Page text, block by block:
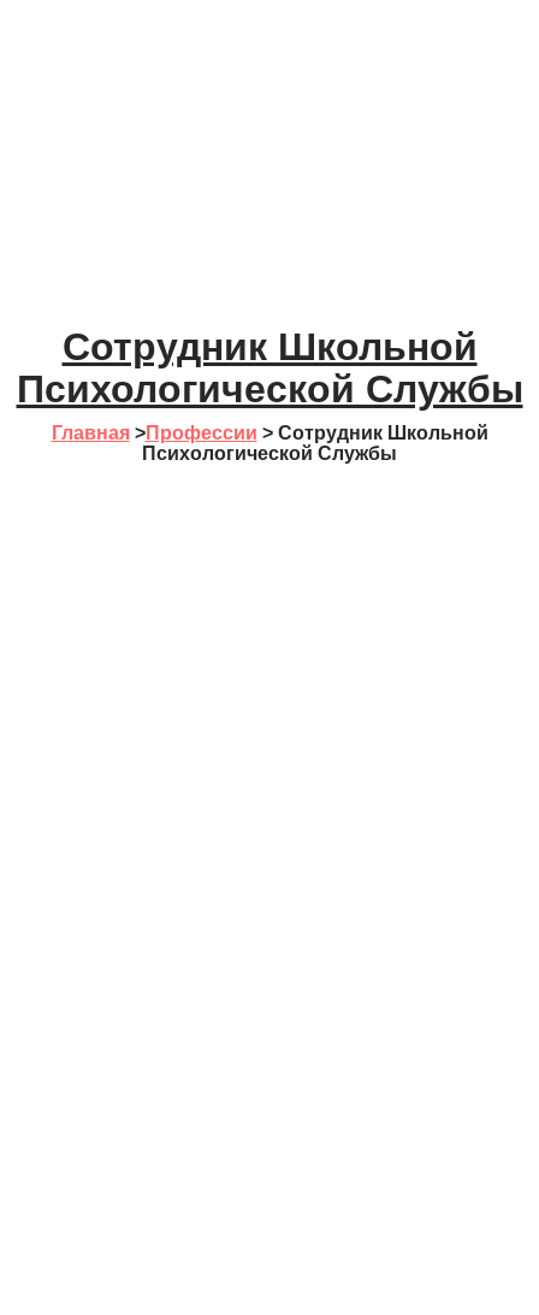
Сотрудник Школьной
Психологической Службы
Главная>Профессии > Сотрудник Школьной
Психологической Службы